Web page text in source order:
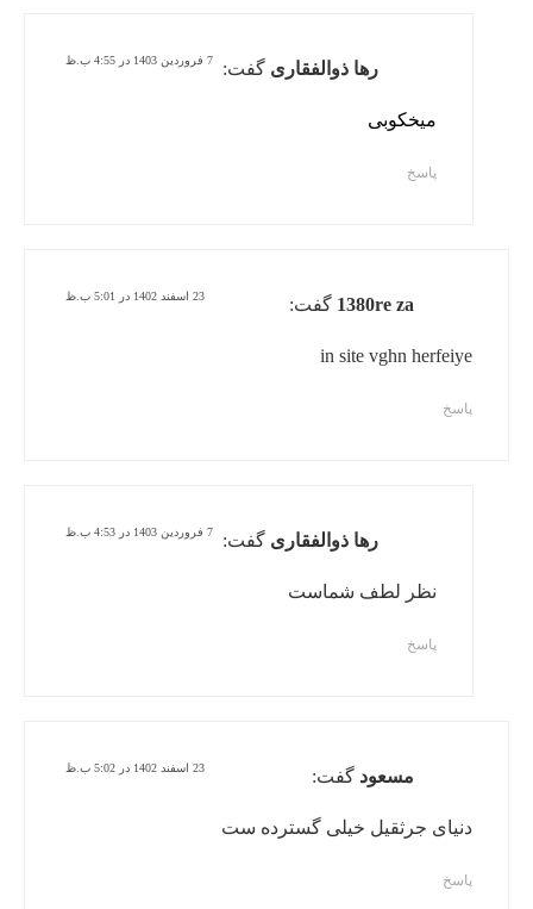
رها ذوالفقاری گفت: 7 فروردین 1403 در 4:55 ب.ظ
میخکوبی
پاسخ
1380re za گفت: 23 اسفند 1402 در 5:01 ب.ظ
in site vghn herfeiye
پاسخ
رها ذوالفقاری گفت: 7 فروردین 1403 در 4:53 ب.ظ
نظر لطف شماست
پاسخ
مسعود گفت: 23 اسفند 1402 در 5:02 ب.ظ
دنیای جرثقیل خیلی گسترده ست
پاسخ